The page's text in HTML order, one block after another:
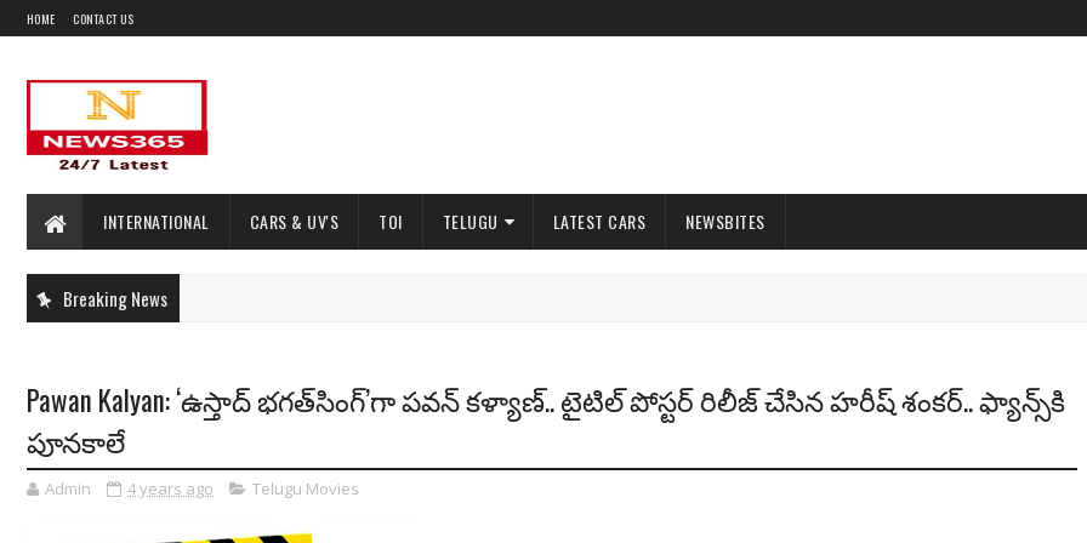
HOME CONTACT US
INTERNATIONAL CARS & UV'S TOI TELUGU LATEST CARS NEWSBITES
Breaking News
Pawan Kalyan: ‘ఉస్తాద్ భగత్‌సింగ్‌’గా ప‌వ‌న్ క‌ళ్యాణ్‌.. టైటిల్ పోస్ట‌ర్ రిలీజ్ చేసిన హ‌రీష్ శంక‌ర్‌.. ఫ్యాన్స్‌కి
పూన‌కాలే
Admin 4 years ago Telugu Movies